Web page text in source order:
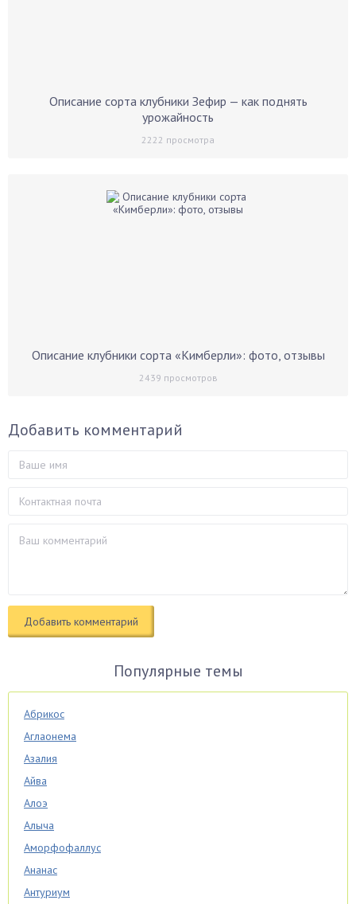
Описание сорта клубники Зефир — как поднять
урожайность
2222 просмотра
Описание клубники сорта «Кимберли»: фото, отзывы
2439 просмотров
Добавить комментарий
Популярные темы
Абрикос
Аглаонема
Азалия
Айва
Алоэ
Алыча
Аморфофаллус
Ананас
Антуриум